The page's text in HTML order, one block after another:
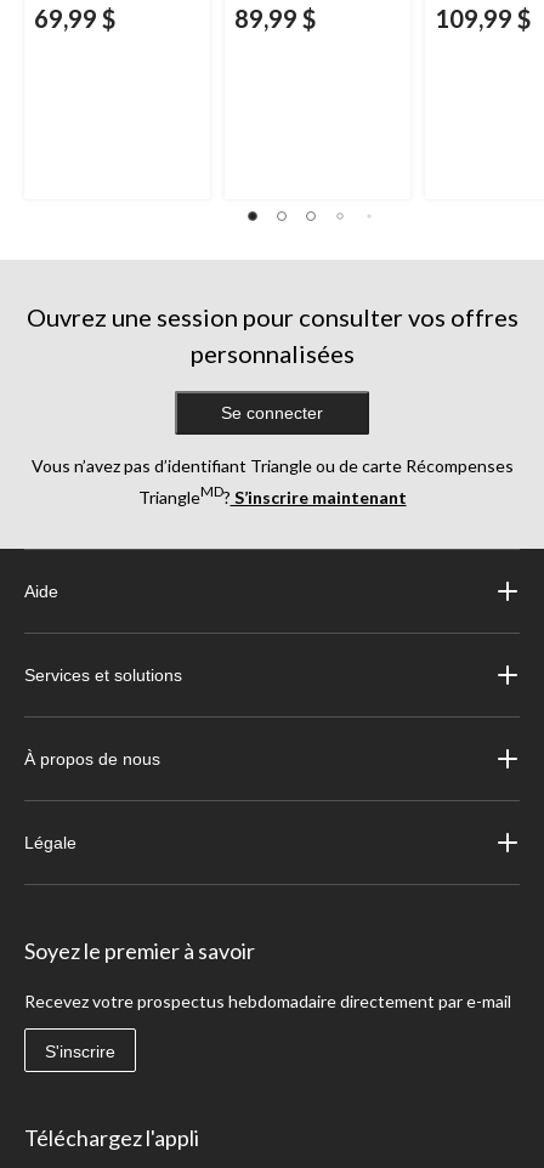
69,99 $ 89,99 $ 109,99 $
Ouvrez une session pour consulter vos offres
personnalisées
Se connecter
Vous n’avez pas d’identifiant Triangle ou de carte Récompenses
TriangleMD? S’inscrire maintenant
Aide
Services et solutions
À propos de nous
Légale
Soyez le premier à savoir
Recevez votre prospectus hebdomadaire directement par e-mail
S'inscrire
Téléchargez l'appli